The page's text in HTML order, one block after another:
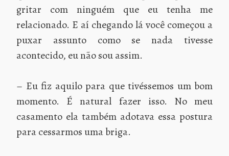
gritar com ninguém que eu tenha me
relacionado. E aí chegando lá você começou a
puxar assunto como se nada tivesse
acontecido, eu não sou assim.
– Eu fiz aquilo para que tivéssemos um bom
momento. É natural fazer isso. No meu
casamento ela também adotava essa postura
para cessarmos uma briga.